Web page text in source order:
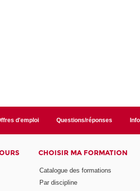
d'emploi Questions/réponses
CHOISIR MA FORMATION
Catalogue des formations
Par discipline